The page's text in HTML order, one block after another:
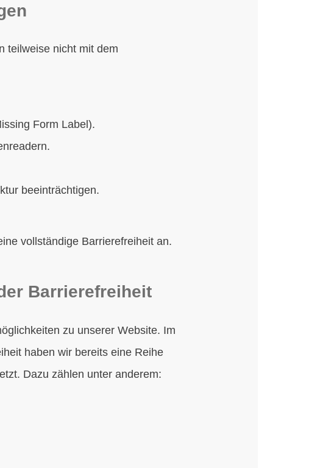
teilweise nicht mit dem
Form Label).
beeinträchtigen.
vollständige Barrierefreiheit an.
Barrierefreiheit
zu unserer Website. Im
haben wir bereits eine Reihe
Dazu zählen unter anderem: